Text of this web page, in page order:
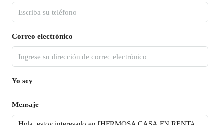
Correo electrónico
Yo soy
Mensaje